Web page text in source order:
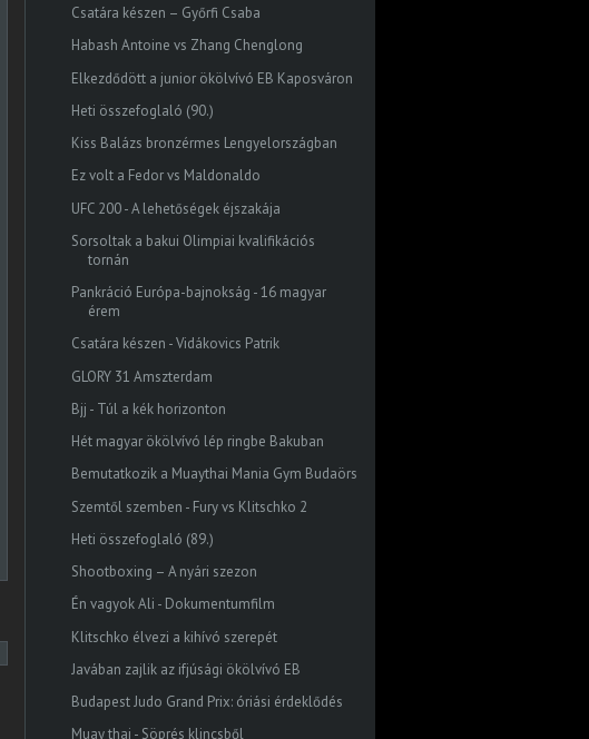
Csatára készen – Győrfi Csaba
Habash Antoine vs Zhang Chenglong
Elkezdődött a junior ökölvívó EB Kaposváron
Heti összefoglaló (90.)
Kiss Balázs bronzérmes Lengyelországban
Ez volt a Fedor vs Maldonaldo
UFC 200 - A lehetőségek éjszakája
Sorsoltak a bakui Olimpiai kvalifikációs
tornán
Pankráció Európa-bajnokság - 16 magyar
érem
Csatára készen - Vidákovics Patrik
GLORY 31 Amszterdam
Bjj - Túl a kék horizonton
Hét magyar ökölvívó lép ringbe Bakuban
Bemutatkozik a Muaythai Mania Gym Budaörs
Szemtől szemben - Fury vs Klitschko 2
Heti összefoglaló (89.)
Shootboxing – A nyári szezon
Én vagyok Ali - Dokumentumfilm
Klitschko élvezi a kihívó szerepét
Javában zajlik az ifjúsági ökölvívó EB
Budapest Judo Grand Prix: óriási érdeklődés
Muay thai - Söprés klincsből